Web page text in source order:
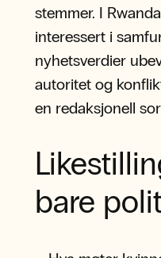
stemmer. I
interessert i
nyhetsverdier
autoritet og
en redaksjonell
bare